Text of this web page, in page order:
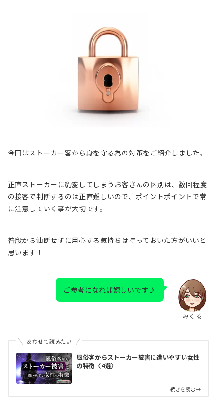
今回はストーカー客から身を守る為の対策をご紹介しました。
正直ストーカーに豹変してしまうお客さんの区別は、数回程度
の接客で判断するのは正直難しいので、ポイントポイントで常
に注意していく事が大切です。
普段から油断せずに用心する気持ちは持っておいた方がいいと
思います！
みくる
ご参考になれば嬉しいです♪
あわせて読みたい
風俗客からストーカー被害に遭いやすい女性
の特徴〈4選〉
続きを読む→